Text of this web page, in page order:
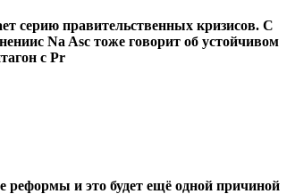
серию правительственных кризисов. С
Na Asc тоже говорит об устойчивом
с Pr
реформы и это будет ещё одной причиной